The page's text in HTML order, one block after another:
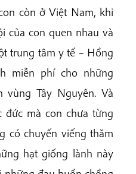
còn ở Việt Nam, khi
của con quen nhau và
trung tâm y tế – Hồng
miễn phí cho những
vùng Tây Nguyên. Và
đức mà con chưa từng
có chuyến viếng thăm
hạt giống lành này